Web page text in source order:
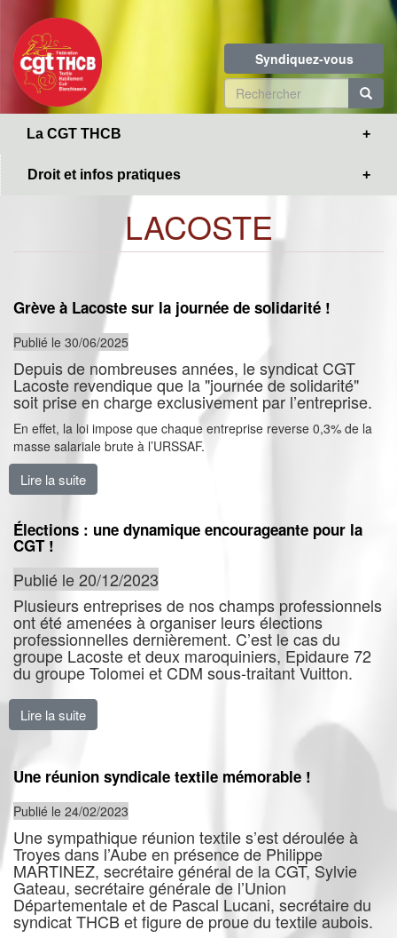
contenu
principal
Syndiquez-vous
Formulaire
de
La CGT THCB
Droit et infos pratiques
LACOSTE
Grève à Lacoste sur la journée de solidarité !
Publié le 30/06/2025
Depuis de nombreuses années, le syndicat CGT
Lacoste revendique que la "journée de solidarité"
soit prise en charge exclusivement par l’entreprise.
En effet, la loi impose que chaque entreprise reverse 0,3% de la
masse salariale brute à l’URSSAF.
Lire la suite
Élections : une dynamique encourageante pour la
CGT !
Publié le 20/12/2023
Plusieurs entreprises de nos champs professionnels
ont été amenées à organiser leurs élections
professionnelles dernièrement. C’est le cas du
groupe Lacoste et deux maroquiniers, Epidaure 72
du groupe Tolomei et CDM sous-traitant Vuitton.
Lire la suite
Une réunion syndicale textile mémorable !
Publié le 24/02/2023
Une sympathique réunion textile s’est déroulée à
Troyes dans l’Aube en présence de Philippe
MARTINEZ, secrétaire général de la CGT, Sylvie
Gateau, secrétaire générale de l’Union
Départementale et de Pascal Lucani, secrétaire du
syndicat THCB et figure de proue du textile aubois.